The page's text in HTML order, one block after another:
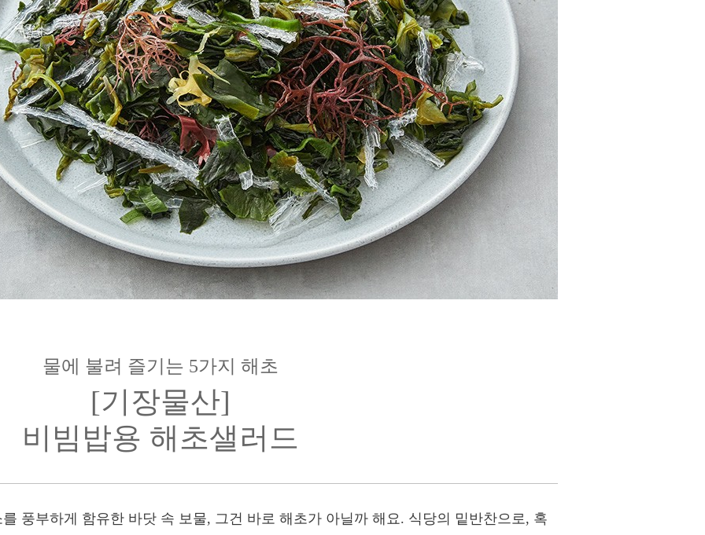
물에 불려 즐기는 5가지 해초
[기장물산]
비빔밥용 해초샐러드
풍부하게 함유한 바닷 속 보물, 그건 바로 해초가 아닐까 해요. 식당의 밑반찬으로, 혹